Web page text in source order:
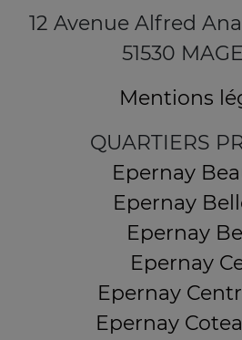
12 Avenue Alfred
51530
Mentions
QUARTIERS
Epernay
Epernay
Epernay
Epernay
Epernay
Epernay